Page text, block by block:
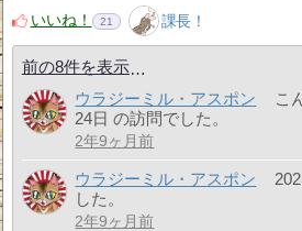
いいね！
21 課長！
前の8件を表示
ウラジーミル・アスポン
こ
24日 の訪問でした。
2年9ヶ月前
ウラジーミル・アスポン
した。
2年9ヶ月前